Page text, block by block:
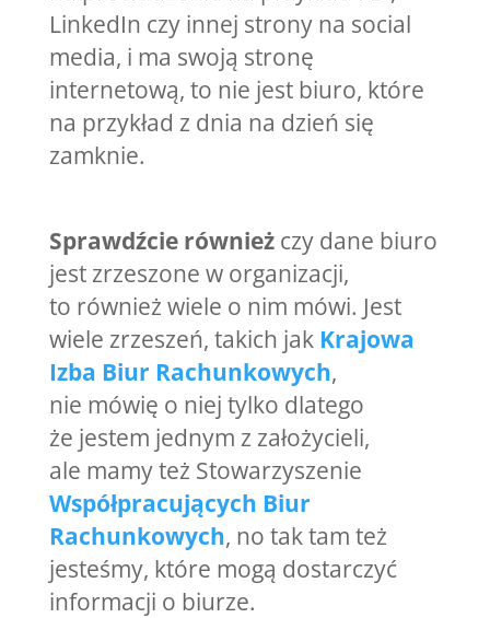
LinkedIn czy innej strony na social
media, i ma swoją stronę
internetową, to nie jest biuro, które
na przykład z dnia na dzień się
zamknie.
Sprawdźcie równieżczy dane biuro
jest zrzeszone w organizacji,
to również wiele o nim mówi. Jest
wiele zrzeszeń, takich jak Krajowa
Izba Biur Rachunkowych,
nie mówię o niej tylko dlatego
że jestem jednym z założycieli,
ale mamy też Stowarzyszenie
Współpracujących Biur
Rachunkowych, no tak tam też
jesteśmy, które mogą dostarczyć
informacji o biurze.